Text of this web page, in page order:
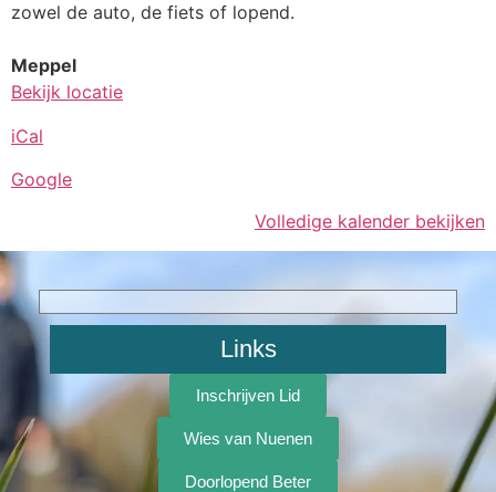
zowel de auto, de fiets of lopend.
Meppel
Bekijk locatie
iCal
Google
Volledige kalender bekijken
Links
Inschrijven Lid
Wies van Nuenen
Doorlopend Beter